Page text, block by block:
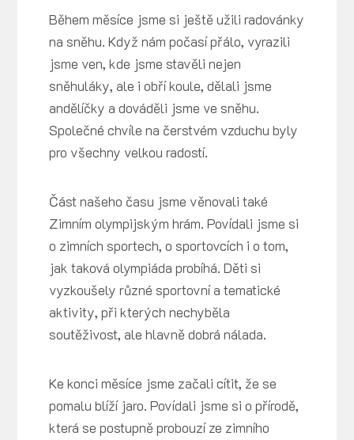
Během měsíce jsme si ještě užili radovánky
na sněhu. Když nám počasí přálo, vyrazili
jsme ven, kde jsme stavěli nejen
sněhuláky, ale i obří koule, dělali jsme
andělíčky a dováděli jsme ve sněhu.
Společné chvíle na čerstvém vzduchu byly
pro všechny velkou radostí.
Část našeho času jsme věnovali také
Zimním olympijským hrám. Povídali jsme si
o zimních sportech, o sportovcích i o tom,
jak taková olympiáda probíhá. Děti si
vyzkoušely různé sportovní a tematické
aktivity, při kterých nechyběla
soutěživost, ale hlavně dobrá nálada.
Ke konci měsíce jsme začali cítit, že se
pomalu blíží jaro. Povídali jsme si o přírodě,
která se postupně probouzí ze zimního